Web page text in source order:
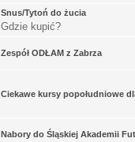
Snus/Tytoń do żucia
Gdzie kupić?
Zespół ODŁAM z Zabrza
Ciekawe kursy popołudniowe
Nabory do Śląskiej Akademii